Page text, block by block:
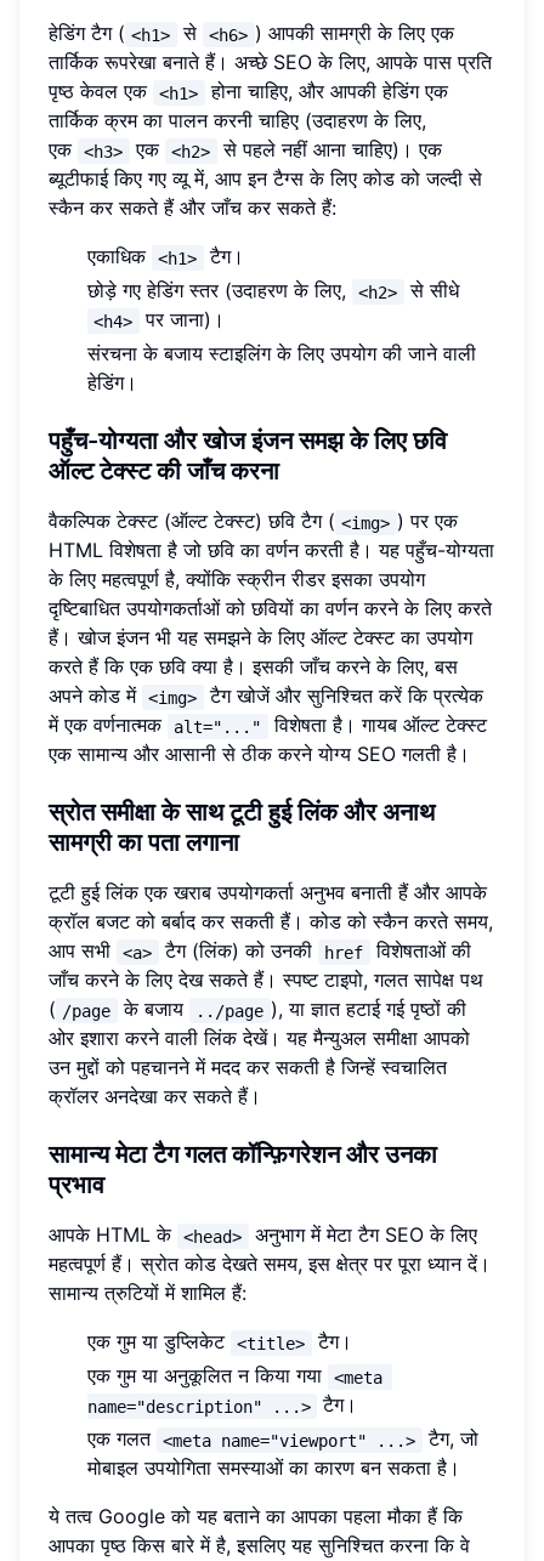
हेडिंग टैग ( <h1> से <h6> ) आपकी सामग्री के लिए एक
तार्किक रूपरेखा बनाते हैं। अच्छे SEO के लिए, आपके पास प्रति
पृष्ठ केवल एक <h1>
होना चाहिए, और आपकी हेडिंग एक
तार्किक क्रम का पालन करनी चाहिए (उदाहरण के लिए,
एक <h3> एक <h2>
से पहले नहीं आना चाहिए)। एक
ब्यूटीफाई किए गए व्यू में, आप इन टैग्स के लिए कोड को जल्दी से
स्कैन कर सकते हैं और जाँच कर सकते हैं:
एकाधिक <h1>
टैग।
छोड़े गए हेडिंग स्तर (उदाहरण के लिए,
<h2> से सीधे
<h4>
पर जाना)।
संरचना के बजाय स्टाइलिंग के लिए उपयोग की जाने वाली
हेडिंग।
पहुँच-योग्यता और खोज इंजन समझ के लिए छवि
ऑल्ट टेक्स्ट की जाँच करना
वैकल्पिक टेक्स्ट (ऑल्ट टेक्स्ट) छवि टैग ( <img> ) पर एक
HTML विशेषता है जो छवि का वर्णन करती है। यह पहुँच-योग्यता
के लिए महत्वपूर्ण है, क्योंकि स्क्रीन रीडर इसका उपयोग
दृष्टिबाधित उपयोगकर्ताओं को छवियों का वर्णन करने के लिए करते
हैं। खोज इंजन भी यह समझने के लिए ऑल्ट टेक्स्ट का उपयोग
करते हैं कि एक छवि क्या है। इसकी जाँच करने के लिए, बस
अपने कोड में <img>
टैग खोजें और सुनिश्चित करें कि प्रत्येक
में एक वर्णनात्मक
alt="..."
विशेषता है। गायब ऑल्ट टेक्स्ट
एक सामान्य और आसानी से ठीक करने योग्य SEO गलती है।
स्रोत समीक्षा के साथ टूटी हुई लिंक और अनाथ
सामग्री का पता लगाना
टूटी हुई लिंक एक खराब उपयोगकर्ता अनुभव बनाती हैं और आपके
क्रॉल बजट को बर्बाद कर सकती हैं। कोड को स्कैन करते समय,
आप सभी
<a> टैग (लिंक) को उनकी href
विशेषताओं की
जाँच करने के लिए देख सकते हैं। स्पष्ट टाइपो, गलत सापेक्ष पथ
( /page के बजाय ../page ), या ज्ञात हटाई गई पृष्ठों की
ओर इशारा करने वाली लिंक देखें। यह मैन्युअल समीक्षा आपको
उन मुद्दों को पहचानने में मदद कर सकती है जिन्हें स्वचालित
क्रॉलर अनदेखा कर सकते हैं।
सामान्य मेटा टैग गलत कॉन्फ़िगरेशन और उनका
प्रभाव
आपके HTML के <head>
अनुभाग में मेटा टैग SEO के लिए
महत्वपूर्ण हैं। स्रोत कोड देखते समय, इस क्षेत्र पर पूरा ध्यान दें।
सामान्य त्रुटियों में शामिल हैं:
एक गुम या डुप्लिकेट <title>
टैग।
एक गुम या अनुकूलित न किया गया
<meta
name="description" ...> टैग।
एक गलत <meta name="viewport" ...>
टैग, जो
मोबाइल उपयोगिता समस्याओं का कारण बन सकता है।
ये तत्व Google को यह बताने का आपका पहला मौका हैं कि
आपका पृष्ठ किस बारे में है, इसलिए यह सुनिश्चित करना कि वे